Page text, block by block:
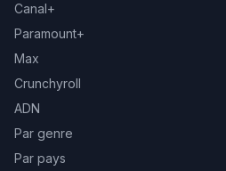
Canal+
Paramount+
Max
Crunchyroll
ADN
Par genre
Par pays